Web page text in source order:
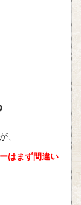
、
はまず間違い